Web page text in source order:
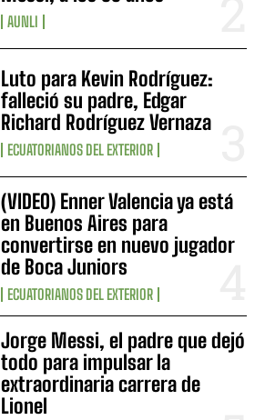
AUNLI
Luto para Kevin Rodríguez:
falleció su padre, Edgar
Richard Rodríguez Vernaza
ECUATORIANOS DEL EXTERIOR
(VIDEO) Enner Valencia ya está
en Buenos Aires para
convertirse en nuevo jugador
de Boca Juniors
ECUATORIANOS DEL EXTERIOR
Jorge Messi, el padre que dejó
todo para impulsar la
extraordinaria carrera de
Lionel